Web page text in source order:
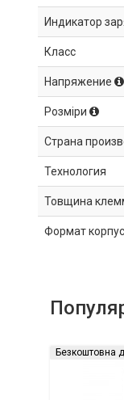
Индикатор
Класс
Напряжение
Розміри
Страна
Технология
Товщина
Формат
Безкоштовна